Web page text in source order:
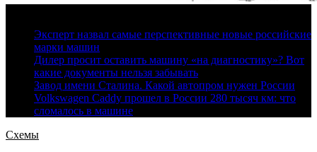
Эксперт назвал самые перспективные новые российские
марки машин
Дилер просит оставить машину «на диагностику»? Вот
какие документы нельзя забывать
Завод имени Сталина. Какой автопром нужен России
Volkswagen Caddy прошел в России 280 тысяч км: что
сломалось в машине
Схемы